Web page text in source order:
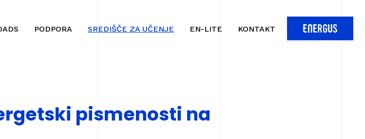
vsebino
PODPORA SREDIŠČE ZA UČENJE EN-LITE KONTAKT
pismenosti na